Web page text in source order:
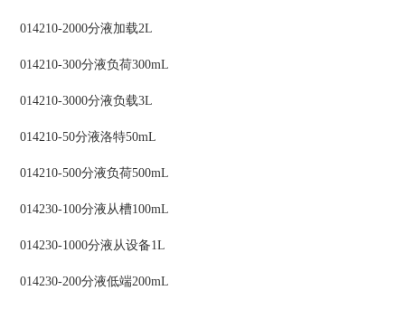
014210-2000分液加载2L
014210-300分液负荷300mL
014210-3000分液负载3L
014210-50分液洛特50mL
014210-500分液负荷500mL
014230-100分液从槽100mL
014230-1000分液从设备1L
014230-200分液低端200mL